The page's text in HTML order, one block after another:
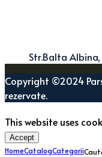
Str.Balta
Copyright ©2024
rezervate.
This website uses
Accept
HomeCatalogCategorii